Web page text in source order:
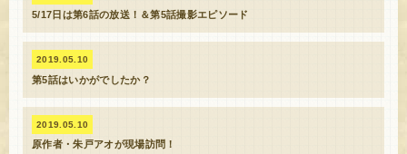
5/17日は第6話の放送！＆第5話撮影エピソード
2019.05.10
第5話はいかがでしたか？
2019.05.10
原作者・朱戸アオが現場訪問！